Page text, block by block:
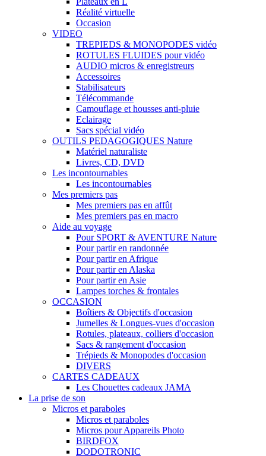
Réalité virtuelle
Occasion
VIDEO
TREPIEDS & MONOPODES vidéo
ROTULES FLUIDES pour vidéo
AUDIO micros & enregistreurs
Accessoires
Stabilisateurs
Télécommande
Camouflage et housses anti-pluie
Eclairage
Sacs spécial vidéo
OUTILS PEDAGOGIQUES Nature
Matériel naturaliste
Livres, CD, DVD
Les incontournables
Les incontournables
Mes premiers pas
Mes premiers pas en affût
Mes premiers pas en macro
Aide au voyage
Pour SPORT & AVENTURE Nature
Pour partir en randonnée
Pour partir en Afrique
Pour partir en Alaska
Pour partir en Asie
Lampes torches & frontales
OCCASION
Boîtiers & Objectifs d'occasion
Jumelles & Longues-vues d'occasion
Rotules, plateaux, colliers d'occasion
Sacs & rangement d'occasion
Trépieds & Monopodes d'occasion
DIVERS
CARTES CADEAUX
Les Chouettes cadeaux JAMA
La prise de son
Micros et paraboles
Micros et paraboles
Micros pour Appareils Photo
BIRDFOX
DODOTRONIC